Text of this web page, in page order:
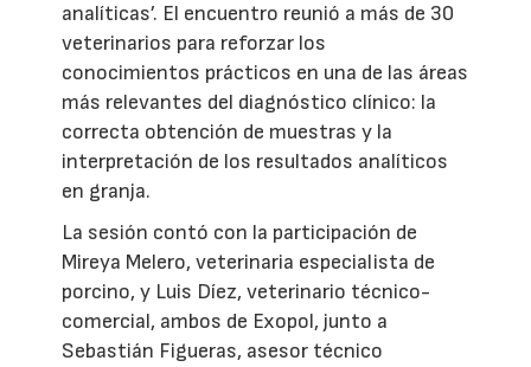
analíticas’. El encuentro reunió a más de 30
veterinarios para reforzar los
conocimientos prácticos en una de las áreas
más relevantes del diagnóstico clínico: la
correcta obtención de muestras y la
interpretación de los resultados analíticos
en granja.
La sesión contó con la participación de
Mireya Melero, veterinaria especialista de
porcino, y Luis Díez, veterinario técnico-
comercial, ambos de Exopol, junto a
Sebastián Figueras, asesor técnico